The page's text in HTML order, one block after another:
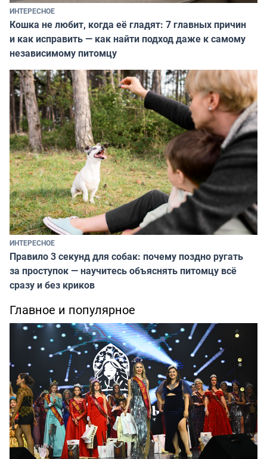
ИНТЕРЕСНОЕ
Кошка не любит, когда её гладят: 7 главных причин
и как исправить — как найти подход даже к самому
независимому питомцу
ИНТЕРЕСНОЕ
Правило 3 секунд для собак: почему поздно ругать
за проступок — научитесь объяснять питомцу всё
сразу и без криков
Главное и популярное